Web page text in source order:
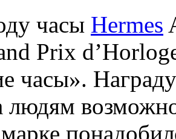
часы Hermes
Prix
часы».
людям